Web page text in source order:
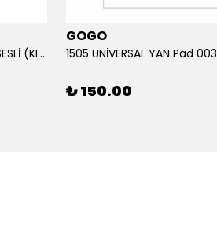
12V KORNA SIVAMALI DİDİT KALIN SESLİ (KIRMIZI)
GOGO
1505 UNİVERSAL YAN Pad 003
₺ 150.00